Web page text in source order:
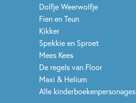
Dolfje Weerwolfje
Fien en Teun
Kikker
Spekkie en Sproet
Mees Kees
De regels van Floor
Maxi & Helium
Alle kinderboekenpersonages